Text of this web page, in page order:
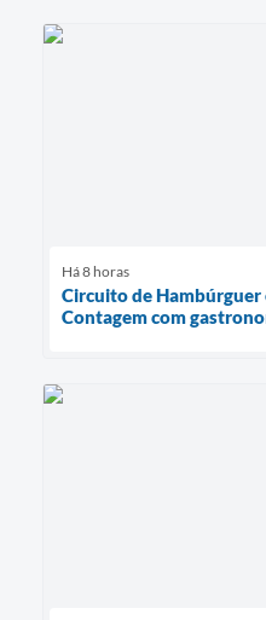
Há 8 horas
Circuito de Hambúrguer
Contagem com